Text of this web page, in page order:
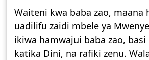
Waiteni kwa baba zao, maana
uadilifu zaidi mbele ya
ikiwa hamwajui baba zao,
katika Dini, na rafiki zenu.